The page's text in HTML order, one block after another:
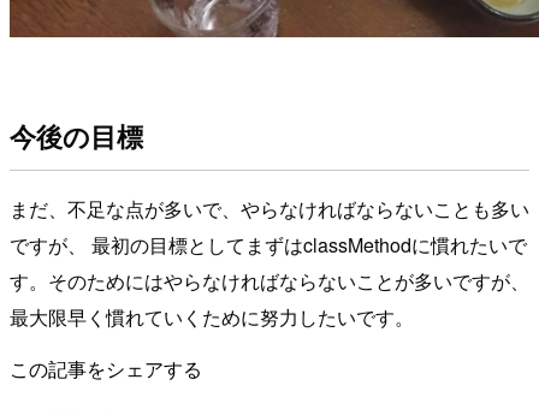
今後の目標
まだ、不足な点が多いで、やらなければならないことも多い
ですが、 最初の目標としてまずはclassMethodに慣れたいで
す。そのためにはやらなければならないことが多いですが、
最大限早く慣れていくために努力したいです。
この記事をシェアする